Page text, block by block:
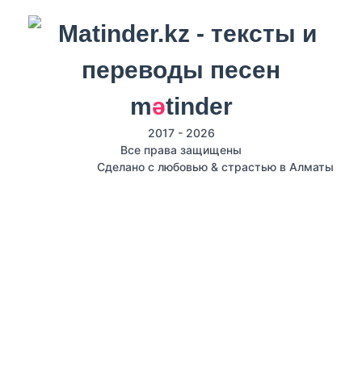
mәtinder
2017 - 2026
Все права защищены
Сделано с любовью & страстью в Алматы